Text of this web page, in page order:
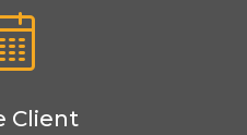
Client